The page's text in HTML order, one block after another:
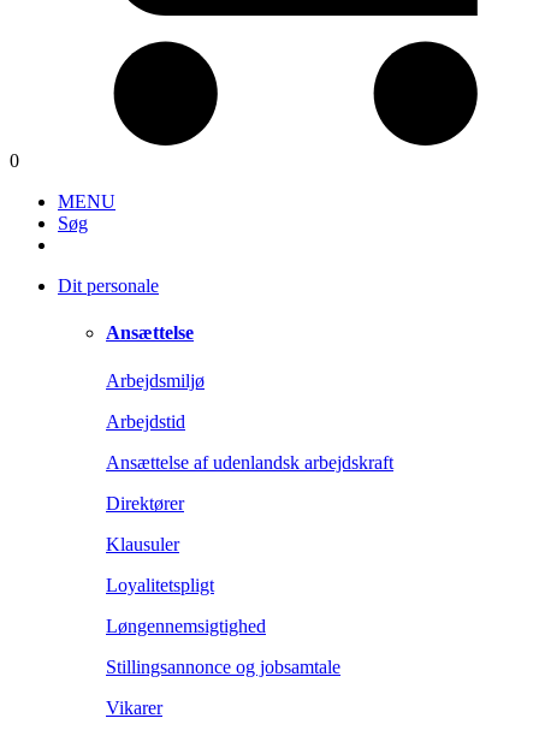
0
MENU
Søg
Dit personale
Ansættelse
Arbejdsmiljø
Arbejdstid
Ansættelse af udenlandsk arbejdskraft
Direktører
Klausuler
Loyalitetspligt
Løngennemsigtighed
Stillingsannonce og jobsamtale
Vikarer